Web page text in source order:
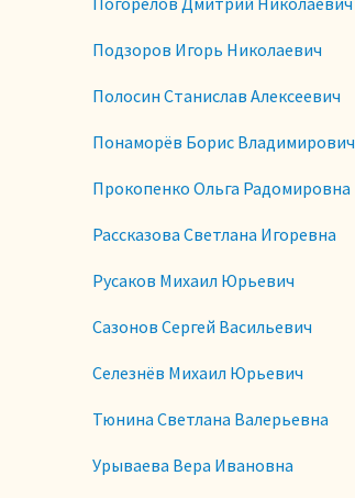
Подзоров Игорь Николаевич
Полосин Станислав Алексеевич
Понаморёв Борис Владимирович
Прокопенко Ольга Радомировна
Рассказова Светлана Игоревна
Русаков Михаил Юрьевич
Сазонов Сергей Васильевич
Селезнёв Михаил Юрьевич
Тюнина Светлана Валерьевна
Урываева Вера Ивановна